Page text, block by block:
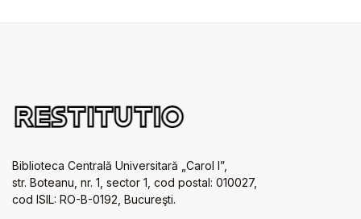
Biblioteca Centrală Universitară „Carol I”,
str. Boteanu, nr. 1, sector 1, cod postal: 010027,
cod ISIL: RO-B-0192, Bucureşti.